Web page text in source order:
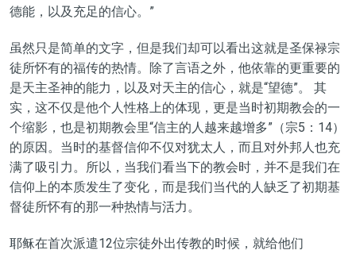
德能，以及充足的信心。”
虽然只是简单的文字，但是我们却可以看出这就是圣保禄宗
徒所怀有的福传的热情。除了言语之外，他依靠的更重要的
是天主圣神的能力，以及对天主的信心，就是“望德”。 其
实，这不仅是他个人性格上的体现，更是当时初期教会的一
个缩影，也是初期教会里“信主的人越来越增多”（宗5：14）
的原因。当时的基督信仰不仅对犹太人，而且对外邦人也充
满了吸引力。所以，当我们看当下的教会时，并不是我们在
信仰上的本质发生了变化，而是我们当代的人缺乏了初期基
督徒所怀有的那一种热情与活力。
耶稣在首次派遣12位宗徒外出传教的时候，就给他们